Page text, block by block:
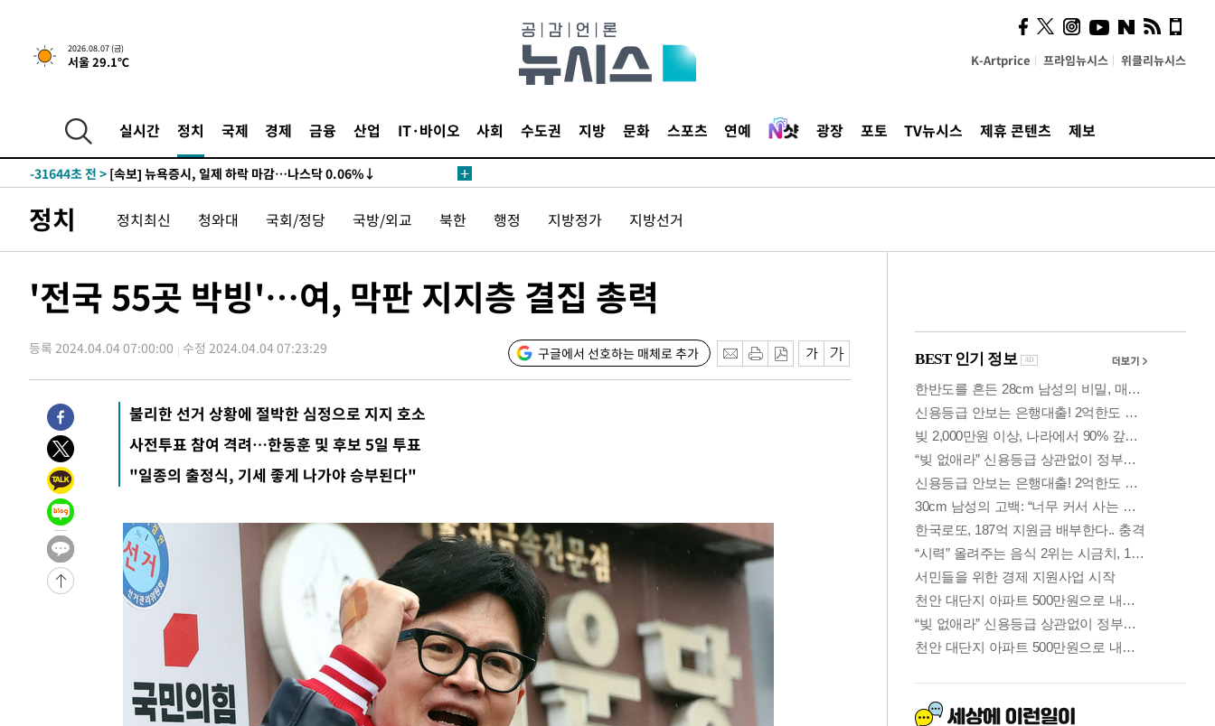
2026.08.07 (금)
서울 29.1℃ K-Artprice 프라임뉴시스 위클리뉴시스
실시간 정치 국제 경제 금융 산업 IT·바이오 사회 수도권 지방 문화 스포츠 연예 광장 포토 TV뉴시스 제휴 콘텐츠 제보
-31644초 전 > [속보] 뉴욕증시, 일제 하락 마감…나스닥 0.06%↓
정치 정치최신 청와대 국회/정당 국방/외교 북한 행정 지방정가 지방선거
'전국 55곳 박빙'…여, 막판 지지층 결집 총력
등록 2024.04.04 07:00:00 수정 2024.04.04 07:23:29 구글에서 선호하는 매체로 추가
불리한 선거 상황에 절박한 심정으로 지지 호소
사전투표 참여 격려…한동훈 및 후보 5일 투표
"일종의 출정식, 기세 좋게 나가야 승부된다"
의견, 국토부·LH에 충실히
전달할 것"